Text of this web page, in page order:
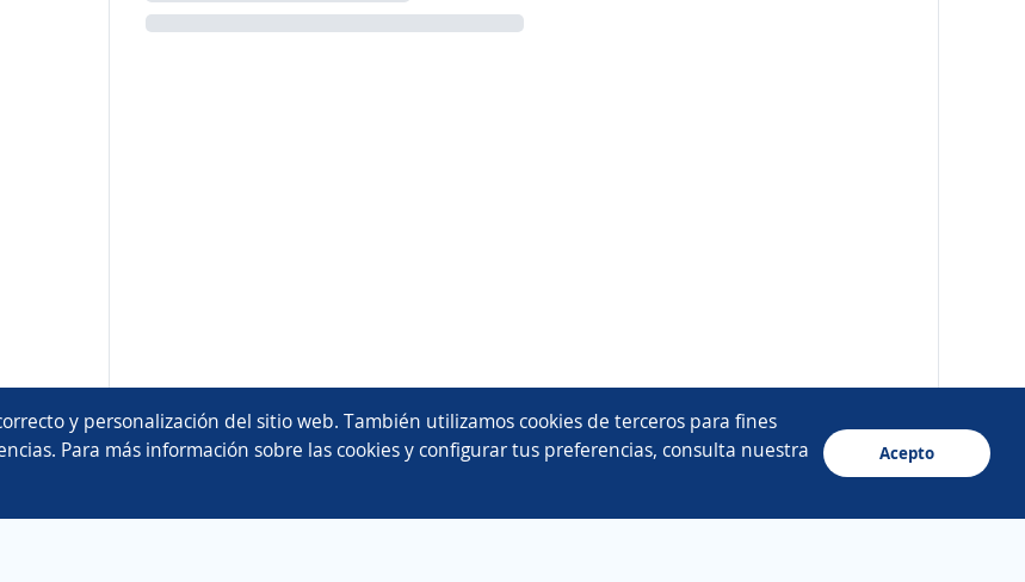
y personalización del sitio web. También utilizamos cookies de terceros para fines
Para más información sobre las cookies y configurar tus preferencias, consulta nuestra
Acepto